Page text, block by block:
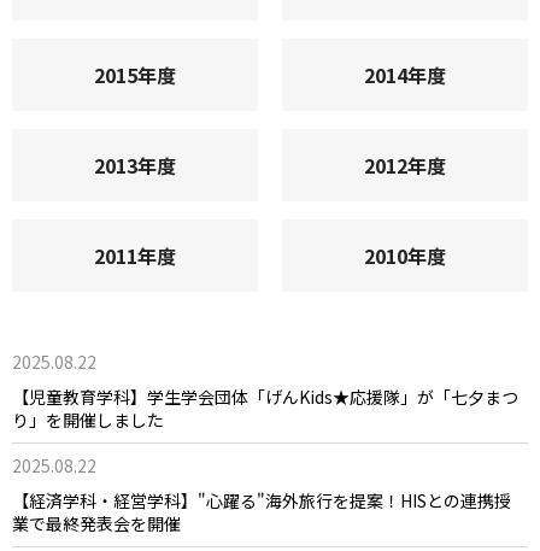
2015年度 2014年度
2013年度 2012年度
2011年度 2010年度
2025.08.22
【児童教育学科】学生学会団体「げんKids★応援隊」が「七夕まつ
り」を開催しました
2025.08.22
【経済学科・経営学科】"心躍る"海外旅行を提案！HISとの連携授
業で最終発表会を開催